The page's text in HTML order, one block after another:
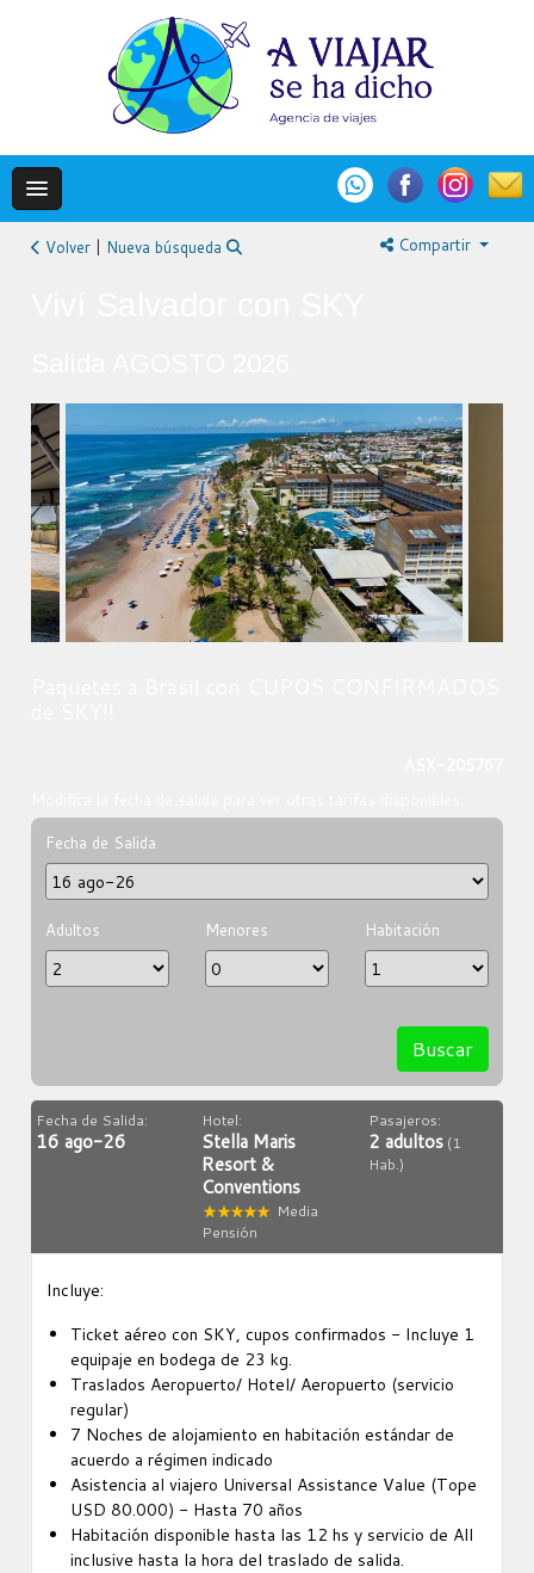
Volver | Nueva búsqueda Compartir
Fecha de Salida
Adultos Menores Habitación
Buscar
Fecha de Salida:
16 ago-26
Hotel:
Stella Maris
Resort &
Conventions
Media
Pensión
Pasajeros:
2 adultos(1
Hab.)
Incluye:
Ticket aéreo con SKY, cupos confirmados - Incluye 1
equipaje en bodega de 23 kg.
Traslados Aeropuerto/ Hotel/ Aeropuerto (servicio
regular)
7 Noches de alojamiento en habitación estándar de
acuerdo a régimen indicado
Asistencia al viajero Universal Assistance Value (Tope
USD 80.000) - Hasta 70 años
Habitación disponible hasta las 12 hs y servicio de All
inclusive hasta la hora del traslado de salida.